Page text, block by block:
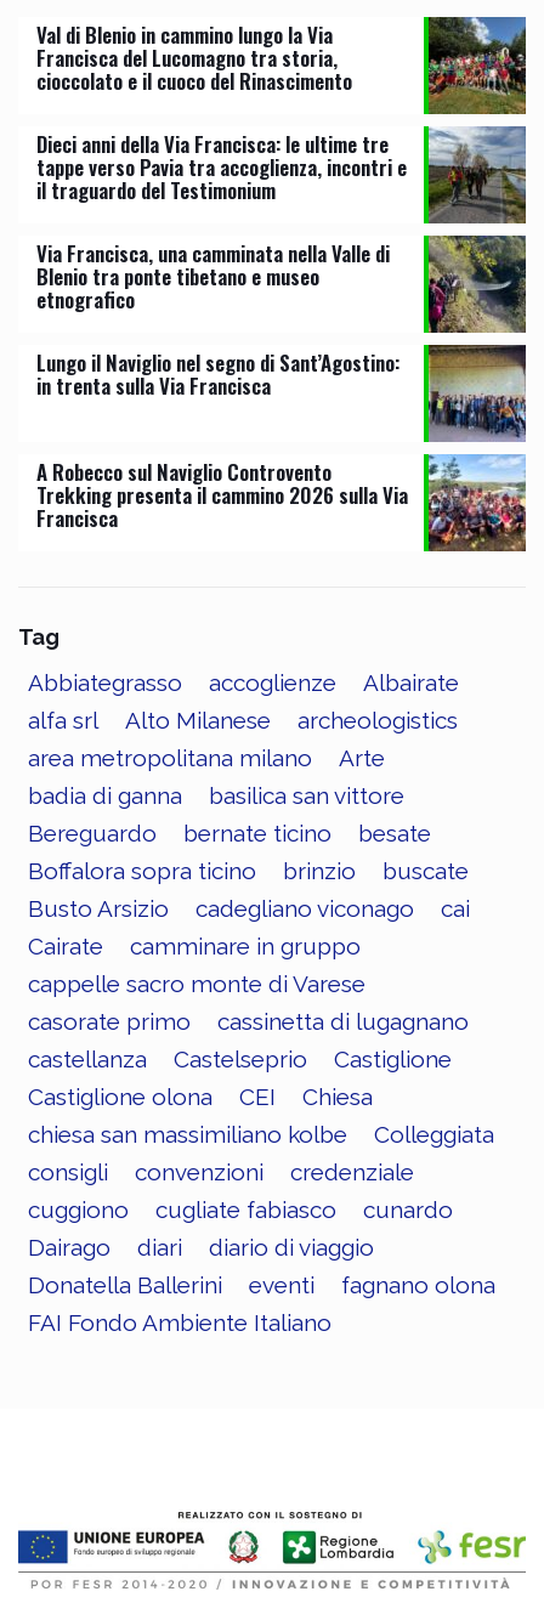
Val di Blenio in cammino lungo la Via
Francisca del Lucomagno tra storia,
cioccolato e il cuoco del Rinascimento
Dieci anni della Via Francisca: le ultime tre
tappe verso Pavia tra accoglienza, incontri e
il traguardo del Testimonium
Via Francisca, una camminata nella Valle di
Blenio tra ponte tibetano e museo
etnografico
Lungo il Naviglio nel segno di Sant’Agostino:
in trenta sulla Via Francisca
A Robecco sul Naviglio Controvento
Trekking presenta il cammino 2026 sulla Via
Francisca
Tag
Abbiategrasso accoglienze
Albairate
alfa srl
Alto Milanese
archeologistics
area metropolitana milano
Arte
badia di ganna
basilica san vittore
Bereguardo
bernate ticino
besate
Boffalora sopra ticino
brinzio
buscate
Busto Arsizio
cadegliano viconago
cai
Cairate
camminare in gruppo
cappelle sacro monte di Varese
casorate primo
cassinetta di lugagnano
castellanza
Castelseprio
Castiglione
Castiglione olona
CEI
Chiesa
chiesa san massimiliano kolbe
Colleggiata
consigli
convenzioni
credenziale
cuggiono
cugliate fabiasco
cunardo
Dairago
diari
diario di viaggio
Donatella Ballerini
eventi
fagnano olona
FAI Fondo Ambiente Italiano